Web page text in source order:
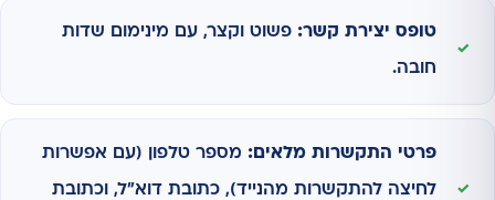
טופס יצירת קשר: פשוט וקצר, עם מינימום שדות
חובה.
פרטי התקשרות מלאים: מספר טלפון (עם אפשרות
לחיצה להתקשרות מהנייד), כתובת דוא"ל, וכתובת